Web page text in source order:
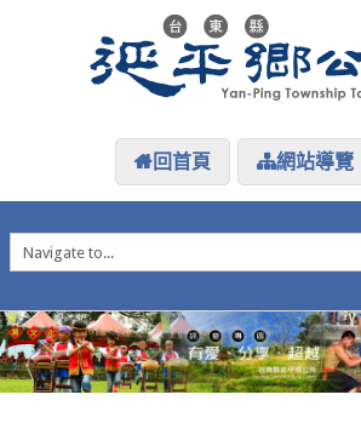
回首頁 網站導覽
延平介紹
防災專區
資訊公開
探索延平